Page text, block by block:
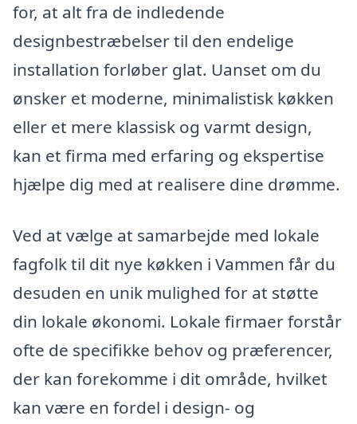
for, at alt fra de indledende
designbestræbelser til den endelige
installation forløber glat. Uanset om du
ønsker et moderne, minimalistisk køkken
eller et mere klassisk og varmt design,
kan et firma med erfaring og ekspertise
hjælpe dig med at realisere dine drømme.
Ved at vælge at samarbejde med lokale
fagfolk til dit nye køkken i Vammen får du
desuden en unik mulighed for at støtte
din lokale økonomi. Lokale firmaer forstår
ofte de specifikke behov og præferencer,
der kan forekomme i dit område, hvilket
kan være en fordel i design- og